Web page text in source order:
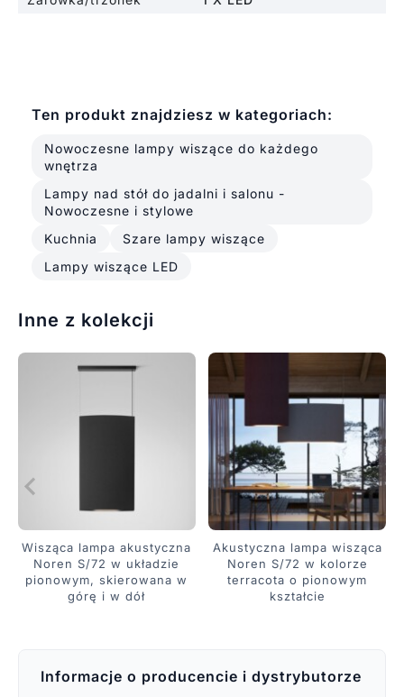
Ten produkt znajdziesz w kategoriach:
Nowoczesne lampy wiszące do każdego
wnętrza
Lampy nad stół do jadalni i salonu -
Nowoczesne i stylowe
Kuchnia
Szare lampy wiszące
Lampy wiszące LED
Inne z kolekcji
Wisząca lampa akustyczna
Noren S/72 w układzie
pionowym, skierowana w
górę i w dół
Akustyczna lampa wisząca
Noren S/72 w kolorze
terracota o pionowym
kształcie
Informacje o producencie i dystrybutorze